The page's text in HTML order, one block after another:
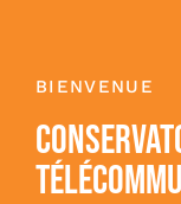
Histoire Des
Actualités
BIENVENUE